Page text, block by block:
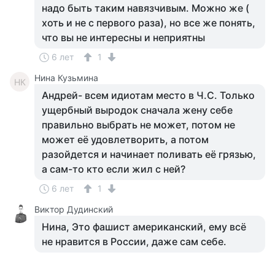
надо быть таким навязчивым. Можно же (
хоть и не с первого раза), но все же понять,
что вы не интересны и неприятны
6 лет 1
НК Нина Кузьмина
Андрей- всем идиотам место в Ч.С. Только
ущербный выродок сначала жену себе
правильно выбрать не может, потом не
может её удовлетворить, а потом
разойдется и начинает поливать её грязью,
а сам-то кто если жил с ней?
6 лет
1
Виктор Дудинский
Нина, Это фашист американский, ему всё
не нравится в России, даже сам себе.